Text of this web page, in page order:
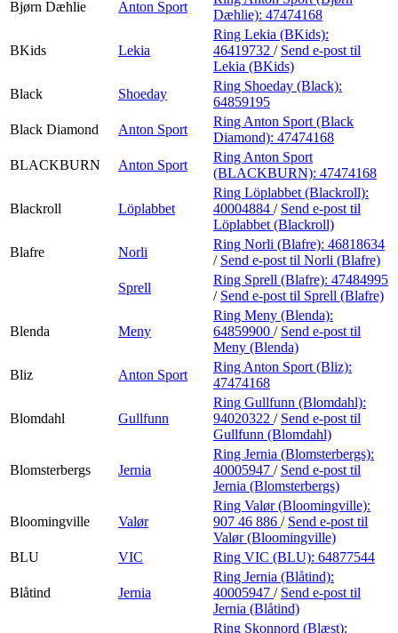
Bjørn Dæhlie
Anton Sport
Dæhlie): 47474168
BKids Lekia
Ring Lekia (BKids):
46419732 / Send e-post til
Lekia (BKids)
Black
Shoeday
Ring Shoeday (Black):
64859195
Black Diamond
Anton Sport
Ring Anton Sport (Black
Diamond): 47474168
BLACKBURN
Anton Sport
Ring Anton Sport
(BLACKBURN): 47474168
Blackroll Löplabbet
Ring Löplabbet (Blackroll):
40004884 / Send e-post til
Löplabbet (Blackroll)
Blafre
Norli
Ring Norli (Blafre): 46818634
/ Send e-post til Norli (Blafre)
Sprell
Ring Sprell (Blafre): 47484995
/ Send e-post til Sprell (Blafre)
Blenda Meny
Ring Meny (Blenda):
64859900 / Send e-post til
Meny (Blenda)
Bliz
Anton Sport
Ring Anton Sport (Bliz):
47474168
Blomdahl Gullfunn
Ring Gullfunn (Blomdahl):
94020322 / Send e-post til
Gullfunn (Blomdahl)
Blomsterbergs Jernia
Ring Jernia (Blomsterbergs):
40005947 / Send e-post til
Jernia (Blomsterbergs)
Bloomingville Valør
Ring Valør (Bloomingville):
907 46 886 / Send e-post til
Valør (Bloomingville)
BLU
VIC Ring VIC (BLU): 64877544
Blåtind Jernia
Ring Jernia (Blåtind):
40005947 / Send e-post til
Jernia (Blåtind)
Ring Skonnord (Blæst):